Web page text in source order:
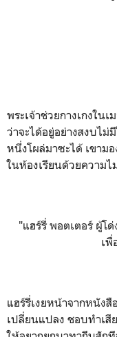
พระเจ้าช่วยกางเกงใน
ว่าจะได้อยู่อย่างสงบไ
หนึ่งโผล่มาซะได้ เขาม
ในห้องเรียนด้วยความ
"แฮร์รี่ พอตเตอร์ ผู้โ
เพื่
แฮร์รี่เงยหน้าจากหนัง
เปลี่ยนแปลง ชอบทำเ